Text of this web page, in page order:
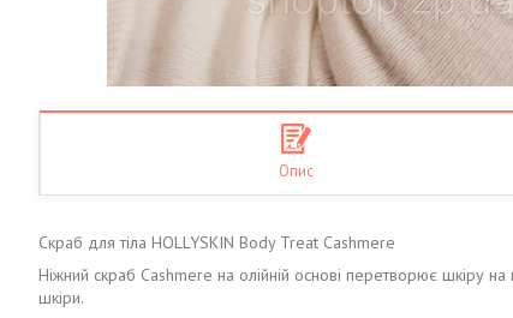
Опис
Скраб для тіла HOLLYSKIN Body Treat Cashmere
Ніжний скраб Cashmere на олійній основі перетворює шкіру
шкіри.